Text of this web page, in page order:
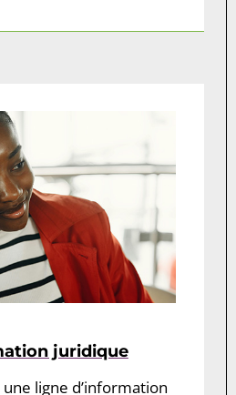
juridique
une ligne d’information